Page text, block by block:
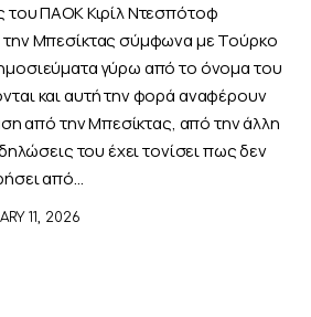
του ΠΑΟΚ Κιρίλ Ντεσπότοφ
Μπεσίκτας σύμφωνα με Τούρκο
γύρω από το όνομα του
και αυτή την φορά αναφέρουν
από την Μπεσίκτας, από την άλλη
του έχει τονίσει πως δεν
από…
11, 2026